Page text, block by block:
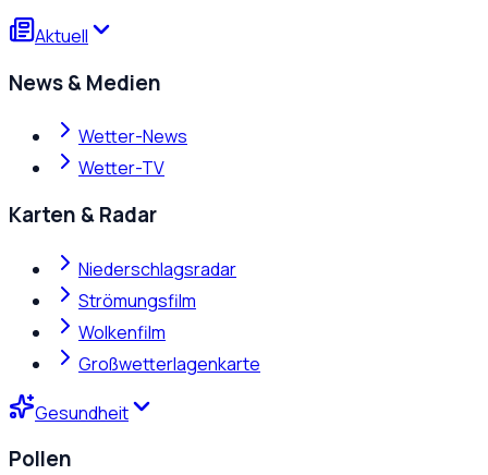
Aktuell
News & Medien
Wetter-News
Wetter-TV
Karten & Radar
Niederschlagsradar
Strömungsfilm
Wolkenfilm
Großwetterlagenkarte
Gesundheit
Pollen